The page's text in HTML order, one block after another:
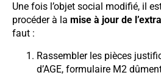
Une fois l’objet social modifié, il
procéder à la mise à jour de
faut :
Rassembler les pièces
d’AGE, formulaire M2